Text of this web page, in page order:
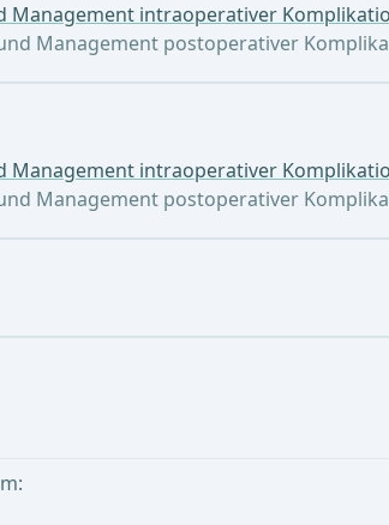
Management intraoperativer
Management postoperativer
Management intraoperativer
Management postoperativer